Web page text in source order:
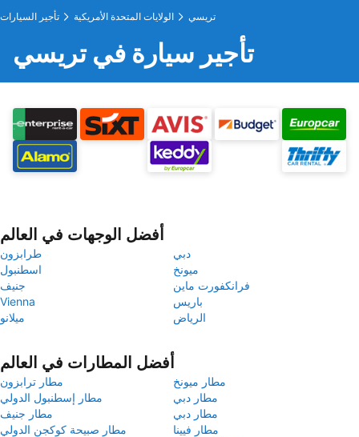
تأجير السيارات الولايات المتحدة الأمريكية تريسي
تأجير سيارة في تريسي
أفضل الوجهات في العالم
طرابزون
دبي
اسطنبول
ميونخ
جنيف
فرانكفورت ماين
Vienna
باريس
ميلانو
الرياض
أفضل المطارات في العالم
مطار ترابزون
مطار ميونخ
مطار إسطنبول الدولي
مطار دبي
مطار جنيف
مطار دبي
مطار صبيحة كوكجن الدولي
مطار فيينا